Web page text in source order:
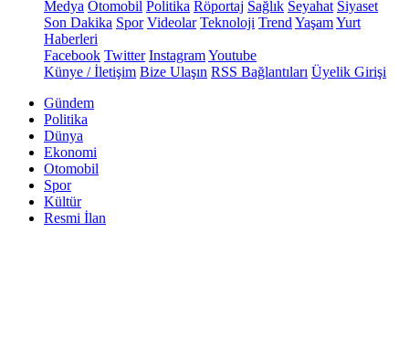
Medya Otomobil Politika Röportaj Sağlık Seyahat Siyaset
Son Dakika Spor Videolar Teknoloji Trend YaşamYurt
Haberleri
Facebook Twitter InstagramYoutube
Künye / İletişim Bize Ulaşın RSS Bağlantıları Üyelik Girişi
Gündem
Politika
Dünya
Ekonomi
Otomobil
Spor
Kültür
Resmi İlan